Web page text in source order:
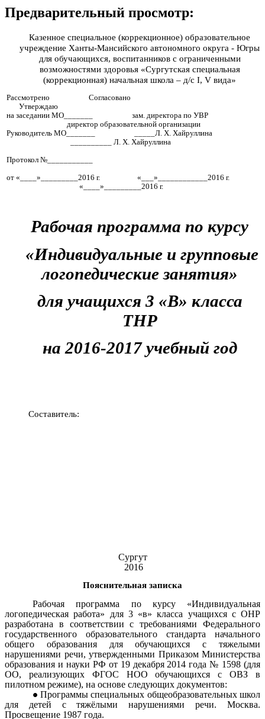
Предварительный просмотр:
Казенное специальное (коррекционное) образовательное
учреждение Ханты-Мансийского автономного округа - Югры
для обучающихся, воспитанников с ограниченными
возможностями здоровья «Сургутская специальная
(коррекционная) начальная школа – д/с I, V вида»
Рассмотрено Согласовано
Утверждаю
на заседании МО_______ зам. директора по УВР
директор образовательной организации
Руководитель МО_______ _____Л. Х. Хайруллина
Л. Х. Хайруллина
Протокол №___________
от «____»_________2016 г. «___»____________2016 г.
«____»_________2016 г.
Рабочая программа по курсу
«Индивидуальные и групповые
логопедические занятия»
для учащихся 3 «В» класса
ТНР
на 2016-2017 учебный год
Составитель:
Сургут
2016
Пояснительная записка
Рабочая программа по курсу «Индивидуальная
логопедическая работа» для 3 «в» класса учащихся с ОНР
разработана в соответствии с требованиями Федерального
государственного образовательного стандарта начального
общего образования для обучающихся с тяжелыми
нарушениями речи, утвержденными Приказом Министерства
образования и науки РФ от 19 декабря 2014 года № 1598 (для
ОО, реализующих ФГОС НОО обучающихся с ОВЗ в
пилотном режиме), на основе следующих документов:
Программы специальных общеобразовательных школ
для детей с тяжёлыми нарушениями речи. Москва.
Просвещение 1987 года.